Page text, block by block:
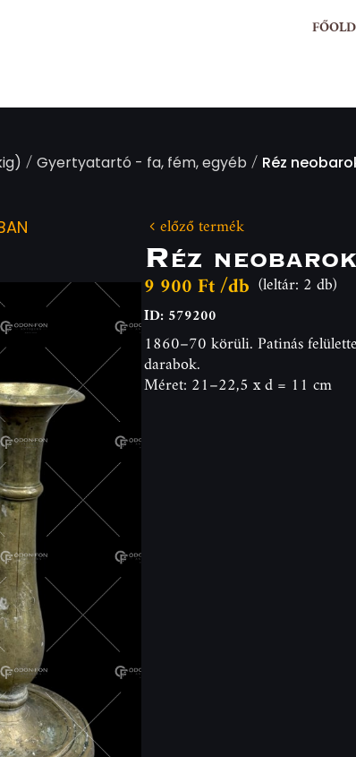
/Gyertyatartó - fa, fém, egyéb / Réz
előző termék
Réz
9 900 Ft /db (leltár: 2 db)
ID: 579200
1860–70 körüli. Patinás
darabok.
Méret: 21–22,5 x d = 11 cm